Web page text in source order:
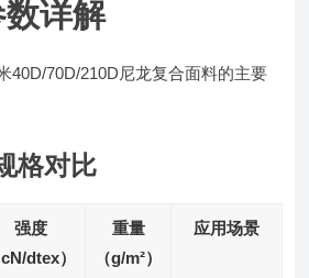
详解
40D/70D/210D尼龙复合面料的主要
格对比
强度
cN/dtex）
重量
（g/m²）
应用场景